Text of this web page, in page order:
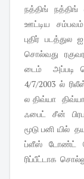
நத்திங்
ஊட்டிய சம்பவம்
புதிர்
சொல்வது
டைம் அப்படி
4/7/2003 ல்
ல திவ்யா
ஃபைட் சீன்
மூடு பனி யில்
ப்ளீஸ் டோண்ட்
ரிப்பீட்டாக